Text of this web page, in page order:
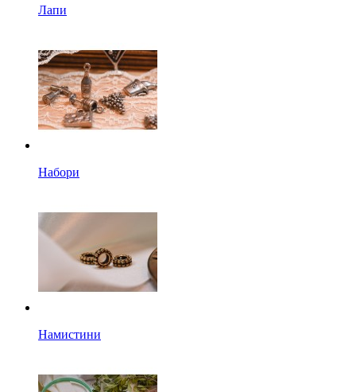
Лапи
Набори
Намистини